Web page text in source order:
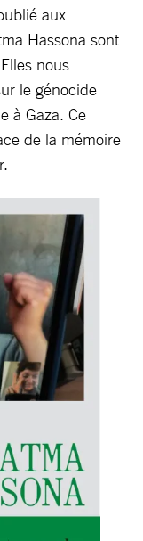
aux
Hassona sont
nous
le génocide
à Gaza. Ce
de la mémoire